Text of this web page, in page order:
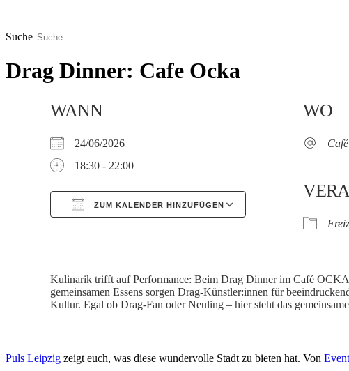
springen
Suche
Drag Dinner: Cafe Ocka
WANN
24/06/2026
18:30 - 22:00
ZUM KALENDER HINZUFÜGEN
WO
Kulinarik trifft auf Performance: Beim Drag Dinner im Café
gemeinsamen Essens sorgen Drag-Künstler:innen für
Kultur. Egal ob Drag-Fan oder Neuling – hier steht das
Puls Leipzig zeigt euch, was diese wundervolle Stadt zu bieten hat. Von